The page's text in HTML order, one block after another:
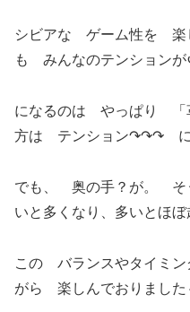
シビアな ゲーム性を 楽
も みんなのテンション
になるのは やっぱり
方は テンション↷↷↷
でも、 奥の手？が。 そ
いと多くなり、多いとほぼ
この バランスやタイミ
がら 楽しんでおりました